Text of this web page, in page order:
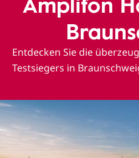
Entdecken Sie die
Testsiegers in